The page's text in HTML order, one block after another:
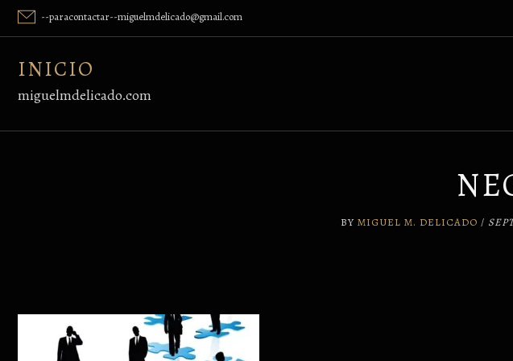
Skip
content
--paracontactar--miguelmdelicado@gmail.com
INICIO
miguelmdelicado.com
BY MIGUEL M. DELICADO /